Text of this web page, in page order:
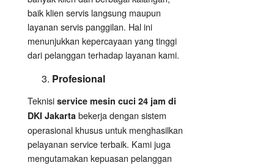
baik klien servis langsung maupun
layanan servis panggilan. Hal ini
menunjukkan kepercayaan yang tinggi
dari pelanggan terhadap layanan kami.
Profesional
Teknisi service mesin cuci 24 jam di
DKI Jakarta bekerja dengan sistem
operasional khusus untuk menghasilkan
pelayanan service terbaik. Kami juga
mengutamakan kepuasan pelanggan